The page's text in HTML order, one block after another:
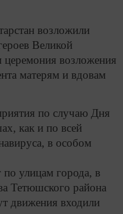
возложили
Великой
церемония возложения
матерям и вдовам
по случаю Дня
как и по всей
в особом
по улицам города, в
Тетюшского района
движения входили